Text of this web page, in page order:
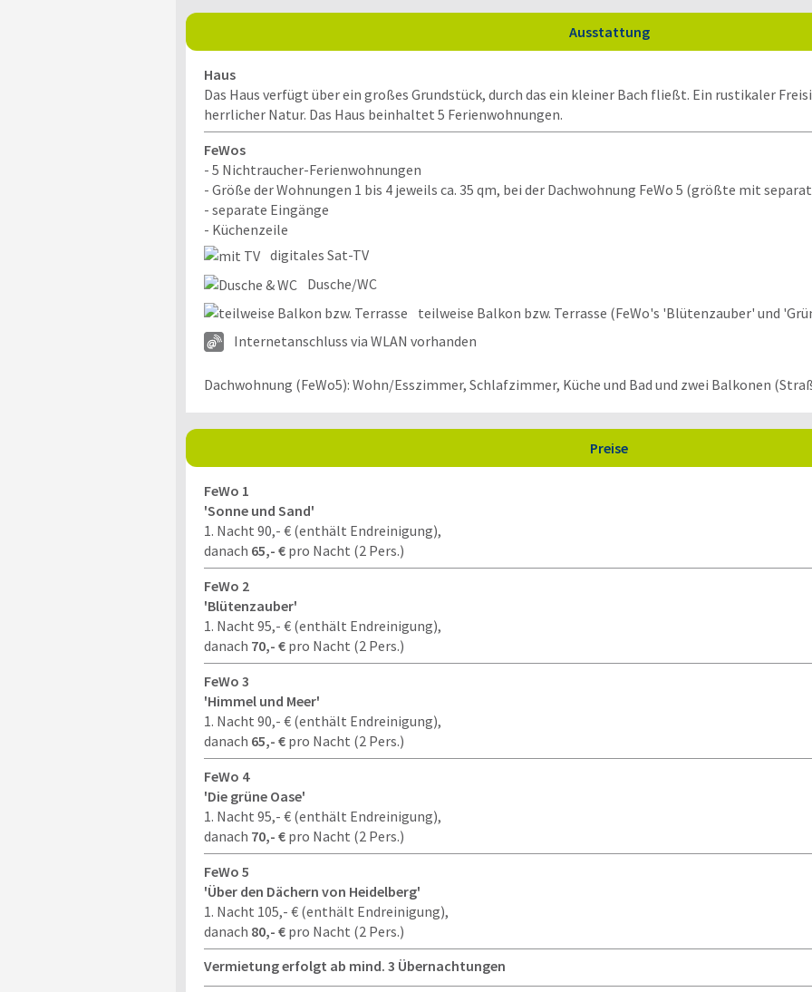
Ausstattung
Haus
Das Haus verfügt über ein großes Grundstück, durch das ein kleiner Bach fließt. Ein rustikaler
herrlicher Natur. Das Haus beinhaltet 5 Ferienwohnungen.
FeWos
- 5 Nichtraucher-Ferienwohnungen
- Größe der Wohnungen 1 bis 4 jeweils ca. 35 qm, bei der Dachwohnung FeWo 5 (größte mit
- separate Eingänge
- Küchenzeile
digitales Sat-TV
Dusche/WC
teilweise Balkon bzw. Terrasse (FeWo's 'Blütenzauber' und
Internetanschluss via WLAN vorhanden
Dachwohnung (FeWo5): Wohn/Esszimmer, Schlafzimmer, Küche und Bad und zwei Balkonen
Preise
FeWo 1
'Sonne und Sand'
1. Nacht 90,- € (enthält Endreinigung),
danach 65,- €pro Nacht (2 Pers.)
FeWo 2
'Blütenzauber'
1. Nacht 95,- € (enthält Endreinigung),
danach 70,- €pro Nacht (2 Pers.)
FeWo 3
'Himmel und Meer'
1. Nacht 90,- € (enthält Endreinigung),
danach 65,- €pro Nacht (2 Pers.)
FeWo 4
'Die grüne Oase'
1. Nacht 95,- € (enthält Endreinigung),
danach 70,- €pro Nacht (2 Pers.)
FeWo 5
'Über den Dächern von Heidelberg'
1. Nacht 105,- € (enthält Endreinigung),
danach 80,- €pro Nacht (2 Pers.)
Vermietung erfolgt ab mind. 3 Übernachtungen